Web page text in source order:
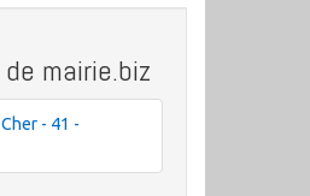
mairie.biz
- 41 -